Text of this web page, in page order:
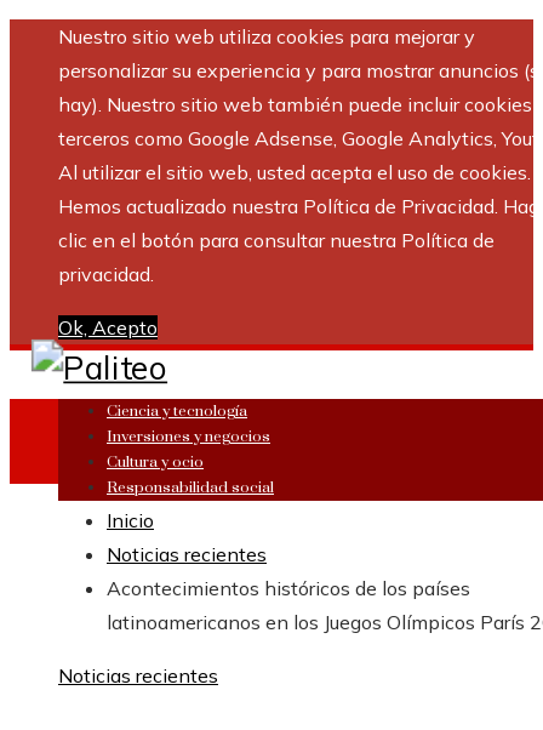
Nuestro sitio web utiliza cookies para mejorar y
personalizar su experiencia y para mostrar anuncios
hay). Nuestro sitio web también puede incluir cookies
terceros como Google Adsense, Google Analytics,
Al utilizar el sitio web, usted acepta el uso de cookies.
Hemos actualizado nuestra Política de Privacidad.
clic en el botón para consultar nuestra Política de
privacidad.
Ok, Acepto
Ciencia y tecnología
Inversiones y negocios
Cultura y ocio
Responsabilidad social
Inicio
Noticias recientes
Acontecimientos históricos de los países
latinoamericanos en los Juegos Olímpicos París
Noticias recientes